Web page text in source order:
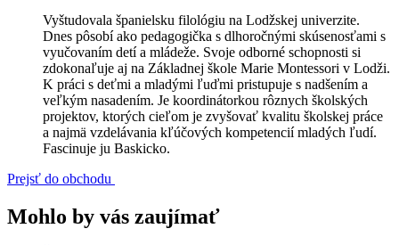
Vyštudovala španielsku filológiu na Lodžskej univerzite.
Dnes pôsobí ako pedagogička s dlhoročnými skúsenosťami s
vyučovaním detí a mládeže. Svoje odborné schopnosti si
zdokonaľuje aj na Základnej škole Marie Montessori v Lodži.
K práci s deťmi a mladými ľuďmi pristupuje s nadšením a
veľkým nasadením. Je koordinátorkou rôznych školských
projektov, ktorých cieľom je zvyšovať kvalitu školskej práce
a najmä vzdelávania kľúčových kompetencií mladých ľudí.
Fascinuje ju Baskicko.
Prejsť do obchodu
Mohlo by vás zaujímať